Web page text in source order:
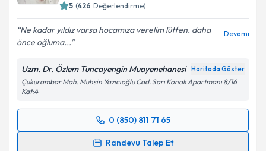
5 (426 Değerlendirme)
Ne kadar yıldız varsa hocamıza verelim lütfen. daha
önce oğluma...
Devamı
Uzm. Dr. Özlem Tuncayengin Muayenehanesi Haritada Göster
Çukurambar Mah. Muhsin Yazıcıoğlu Cad. Sarı Konak Apartmanı 8/16
Kat:4
0 (850) 811 71 65
Randevu Talep Et
Randevu Takvimi Talebi